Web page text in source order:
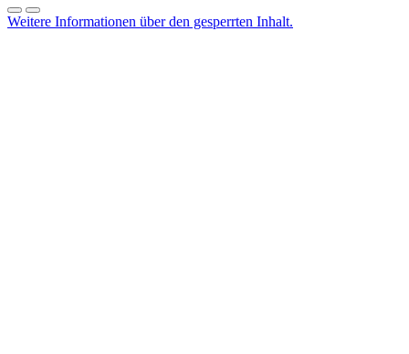
Weitere Informationen über den gesperrten Inhalt.